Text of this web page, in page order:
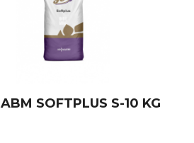
ABM SOFTPLUS S-10 KG